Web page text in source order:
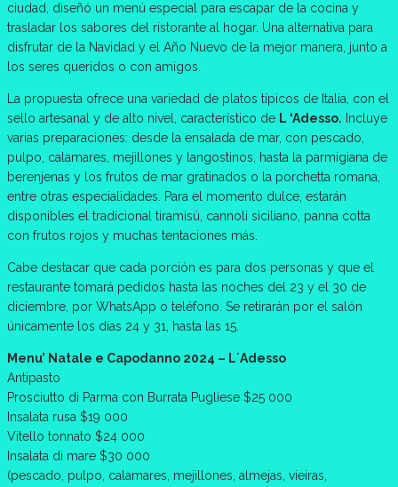
ciudad, diseñó un menú especial para escapar de la cocina y
trasladar los sabores del ristorante al hogar. Una alternativa para
disfrutar de la Navidad y el Año Nuevo de la mejor manera, junto a
los seres queridos o con amigos.
La propuesta ofrece una variedad de platos típicos de Italia, con el
sello artesanal y de alto nivel, característico de L ‘Adesso. Incluye
varias preparaciones: desde la ensalada de mar, con pescado,
pulpo, calamares, mejillones y langostinos, hasta la parmigiana de
berenjenas y los frutos de mar gratinados o la porchetta romana,
entre otras especialidades. Para el momento dulce, estarán
disponibles el tradicional tiramisú, cannoli siciliano, panna cotta
con frutos rojos y muchas tentaciones más.
Cabe destacar que cada porción es para dos personas y que el
restaurante tomará pedidos hasta las noches del 23 y el 30 de
diciembre, por WhatsApp o teléfono. Se retirarán por el salón
únicamente los días 24 y 31, hasta las 15.
Menu’ Natale e Capodanno 2024 – L´Adesso
Antipasto
Prosciutto di Parma con Burrata Pugliese $25 000
Insalata rusa $19 000
Vitello tonnato $24 000
Insalata di mare $30 000
(pescado, pulpo, calamares, mejillones, almejas, vieiras,